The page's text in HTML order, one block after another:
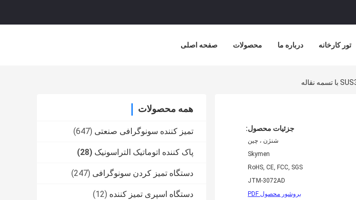
صفحه اصلی محصولات درباره ما تور کارخانه
همه محصولات
تمیز کننده سونوگرافی صنعتی (647)
پاک کننده اتوماتیک التراسونیک (28)
دستگاه تمیز کردن سونوگرافی (247)
دستگاه اسپری تمیز کننده (12)
جزئیات محصول:
شنژن ، چین
Skymen
RoHS, CE, FCC, SGS
JTM-3072AD
بروشور محصول PDF